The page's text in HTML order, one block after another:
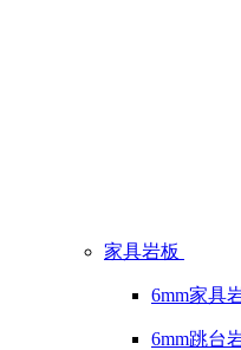
家具岩板
6mm家具
6mm跳台